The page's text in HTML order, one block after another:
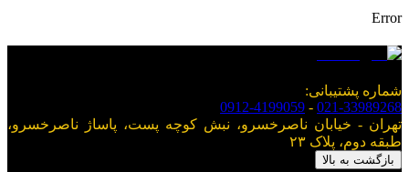
Error
شماره پشتیبانی:
021-33989268
-
0912-4199059
تهران - خیابان ناصرخسرو، نبش کوچه پست، پاساژ ناصرخسرو،
طبقه دوم، پلاک ۲۳
بازگشت به بالا